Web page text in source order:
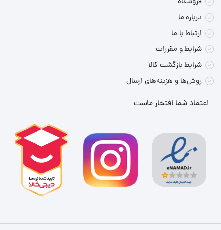
درباره ما
ارتباط با ما
شرایط و مقررات
شرایط بازگشت کالا
روش‌ها و هزینه‌های ارسال
اعتماد شما افتخار ماست